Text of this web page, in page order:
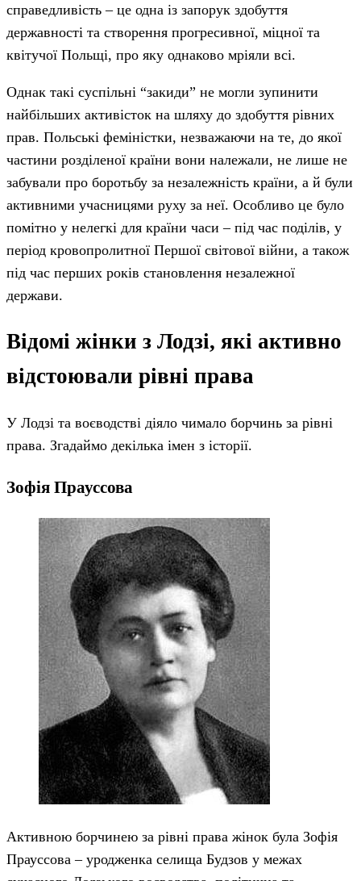
справедливість – це одна із запорук здобуття
державності та створення прогресивної, міцної та
квітучої Польщі, про яку однаково мріяли всі.
Однак такі суспільні “закиди” не могли зупинити
найбільших активісток на шляху до здобуття рівних
прав. Польські феміністки, незважаючи на те, до якої
частини розділеної країни вони належали, не лише не
забували про боротьбу за незалежність країни, а й були
активними учасницями руху за неї. Особливо це було
помітно у нелегкі для країни часи – під час поділів, у
період кровопролитної Першої світової війни, а також
під час перших років становлення незалежної
держави.
Відомі жінки з Лодзі, які активно
відстоювали рівні права
У Лодзі та воєводстві діяло чимало борчинь за рівні
права. Згадаймо декілька імен з історії.
Зофія Прауссова
Активною борчинею за рівні права жінок була Зофія
Прауссова – уродженка селища Будзов у межах